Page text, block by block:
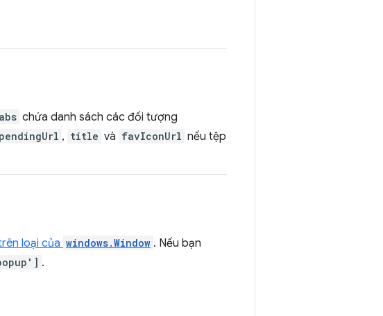
chứa danh sách các đối tượng
pendingUrl , title và favIconUrl nếu tệp
loại của windows.Window . Nếu bạn
.